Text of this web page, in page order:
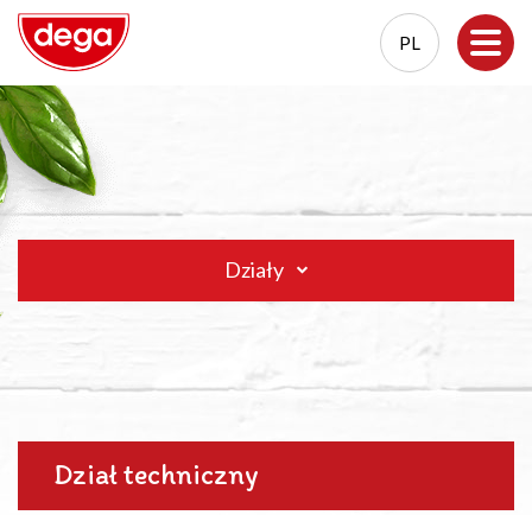
PL
PL
EN
Działy
Dział techniczny